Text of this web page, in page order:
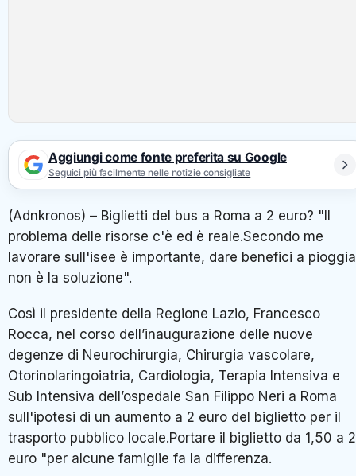
Aggiungi come fonte preferita su Google
Seguici più facilmente nelle notizie consigliate
(Adnkronos) – Biglietti del bus a Roma a 2 euro? "Il
problema delle risorse c'è ed è reale.Secondo me
lavorare sull'isee è importante, dare benefici a pioggia
non è la soluzione".
Così il presidente della Regione Lazio, Francesco
Rocca, nel corso dell’inaugurazione delle nuove
degenze di Neurochirurgia, Chirurgia vascolare,
Otorinolaringoiatria, Cardiologia, Terapia Intensiva e
Sub Intensiva dell’ospedale San Filippo Neri a Roma
sull'ipotesi di un aumento a 2 euro del biglietto per il
trasporto pubblico locale.Portare il biglietto da 1,50 a 2
euro "per alcune famiglie fa la differenza.